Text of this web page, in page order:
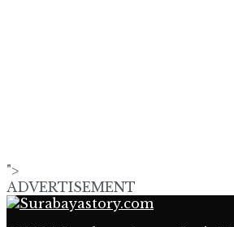
">
ADVERTISEMENT